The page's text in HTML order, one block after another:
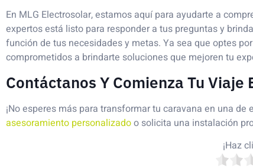
En MLG Electrosolar, estamos aquí para ayudarte a
expertos está listo para responder a tus preguntas y
función de tus necesidades y metas. Ya sea que optes
comprometidos a brindarte soluciones que mejoren tu
Contáctanos Y Comienza Tu Viaje
¡No esperes más para transformar tu caravana en una
asesoramiento personalizadoo solicita una instalación
¡Haz